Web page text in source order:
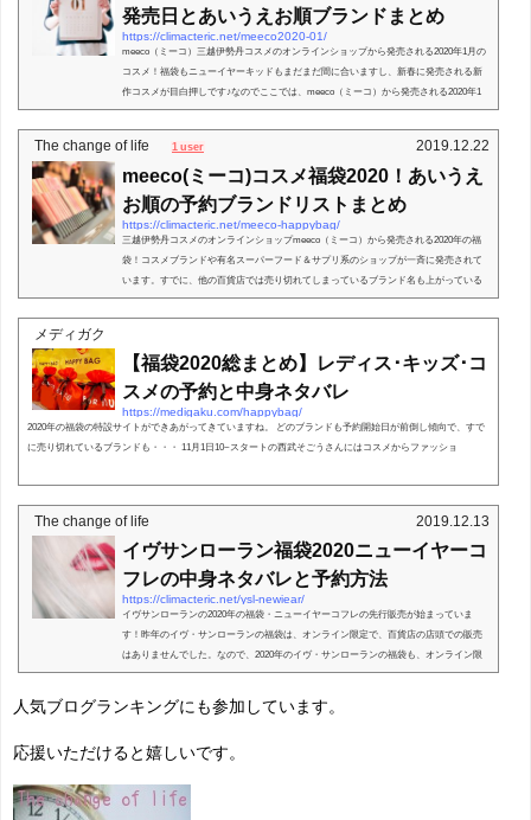
発売日とあいうえお順ブランドまとめ
https://climacteric.net/meeco2020-01/
meeco（ミーコ）三越伊勢丹コスメのオンラインショップから発売される2020年1月の
コスメ！福袋もニューイヤーキッドもまだまだ間に合いますし、新春に発売される新
作コスメが目白押しです♪なのでここでは、meeco（ミーコ）から発売される2020年1
月のコスメについて、...
The change of life 1 user 2019.12.22
meeco(ミーコ)コスメ福袋2020！あいうえ
お順の予約ブランドリストまとめ
https://climacteric.net/meeco-happybag/
三越伊勢丹コスメのオンラインショップmeeco（ミーコ）から発売される2020年の福
袋！コスメブランドや有名スーパーフード＆サプリ系のショップが一斉に発売されて
います。すでに、他の百貨店では売り切れてしまっているブランド名も上がっている
ので、買いそびれたよ...
メディガク
【福袋2020総まとめ】レディス･キッズ･コ
スメの予約と中身ネタバレ
https://medigaku.com/happybag/
2020年の福袋の特設サイトができあがってきていますね。 どのブランドも予約開始日が前倒し傾向で、すで
に売り切れているブランドも・・・ 11月1日10~スタートの西武そごうさんにはコスメからファッショ
The change of life 2019.12.13
イヴサンローラン福袋2020ニューイヤーコ
フレの中身ネタバレと予約方法
https://climacteric.net/ysl-newiear/
イヴサンローランの2020年の福袋・ニューイヤーコフレの先行販売が始まっていま
す！昨年のイヴ・サンローランの福袋は、オンライン限定で、百貨店の店頭での販売
はありませんでした。なので、2020年のイヴ・サンローランの福袋も、オンライン限
定での発売の可能性が...
人気ブログランキングにも参加しています。
応援いただけると嬉しいです。